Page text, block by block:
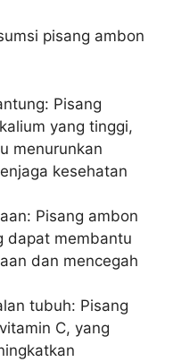
pisang ambon
Pisang
yang tinggi,
menurunkan
kesehatan
Pisang ambon
dapat membantu
dan mencegah
tubuh: Pisang
C, yang